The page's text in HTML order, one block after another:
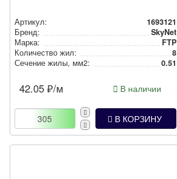
Артикул:
1693121
Бренд:
SkyNet
Марка:
FTP
Количество жил:
8
Сечение жилы, мм2:
0.51
42.05 ₽/м В наличии
В КОРЗИНУ